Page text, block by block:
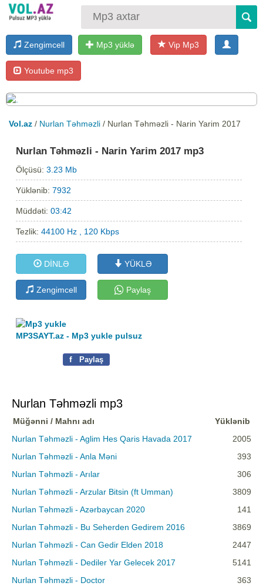
Zengimcell Mp3 yüklə Vip Mp3
Youtube mp3
Vol.az / Nurlan Təhməzli / Nurlan Təhməzli - Narin Yarim 2017
Nurlan Təhməzli - Narin Yarim 2017 mp3
Ölçüsü:3.23 Mb
Yüklənib:7932
Müddəti:03:42
Tezlik:44100 Hz , 120 Kbps
DİNLƏ YÜKLƏ
Zengimcell Paylaş
MP3SAYT.az - Mp3 yukle pulsuz
f Paylaş
Nurlan Təhməzli mp3
Müğənni / Mahnı adı
Yüklənib
Nurlan Təhməzli - Aglim Hes Qaris Havada 2017
2005
Nurlan Təhməzli - Anla Məni
393
Nurlan Təhməzli - Arılar
306
Nurlan Təhməzli - Arzular Bitsin (ft Umman)
3809
Nurlan Təhməzli - Azərbaycan 2020
141
Nurlan Təhməzli - Bu Seherden Gedirem 2016
3869
Nurlan Təhməzli - Can Gedir Elden 2018
2447
Nurlan Təhməzli - Dediler Yar Gelecek 2017
5141
Nurlan Təhməzli - Doctor
363